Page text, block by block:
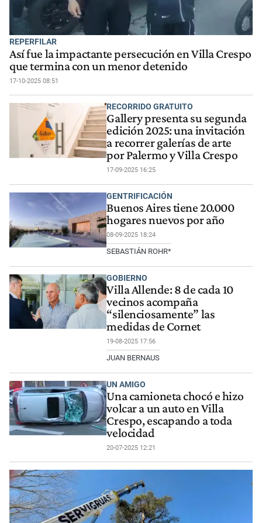
REPERFILAR
Así fue la impactante persecución en Villa Crespo
que termina con un menor detenido
17-10-2025 08:51
RECORRIDO GRATUITO
Gallery presenta su segunda
edición 2025: una invitación
a recorrer galerías de arte
por Palermo y Villa Crespo
17-09-2025 16:25
GENTRIFICACIÓN
Buenos Aires tiene 20.000
hogares nuevos por año
08-09-2025 18:24
SEBASTIÁN ROHR*
GOBIERNO
Villa Allende: 8 de cada 10
vecinos acompaña
“silenciosamente” las
medidas de Cornet
19-08-2025 17:56
JUAN BERNAUS
UN AMIGO
Una camioneta chocó e hizo
volcar a un auto en Villa
Crespo, escapando a toda
velocidad
20-07-2025 12:21